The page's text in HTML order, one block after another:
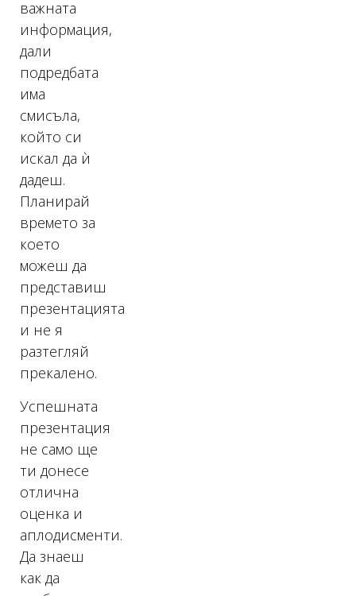
важната
информация,
дали
подредбата
има
смисъла,
който си
искал да ѝ
дадеш.
Планирай
времето за
което
можеш да
представиш
презентацията
и не я
разтегляй
прекалено.
Успешната
презентация
не само ще
ти донесе
отлична
оценка и
аплодисменти.
Да знаеш
как да